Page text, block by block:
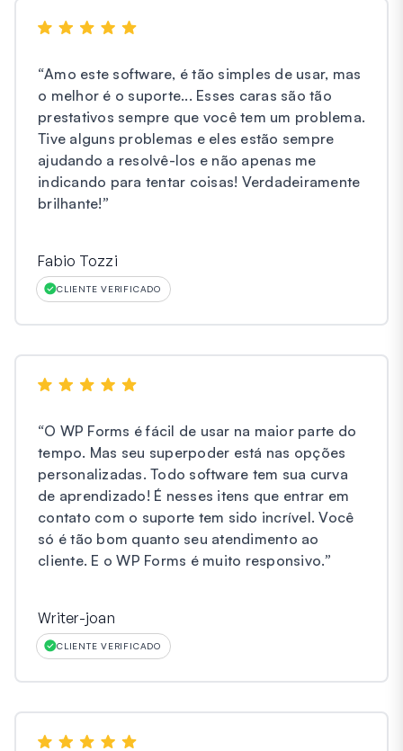
“Amo este software, é tão simples de usar, mas
o melhor é o suporte... Esses caras são tão
prestativos sempre que você tem um problema.
Tive alguns problemas e eles estão sempre
ajudando a resolvê-los e não apenas me
indicando para tentar coisas! Verdadeiramente
brilhante!”
Fabio Tozzi
CLIENTE VERIFICADO
“O WP Forms é fácil de usar na maior parte do
tempo. Mas seu superpoder está nas opções
personalizadas. Todo software tem sua curva
de aprendizado! É nesses itens que entrar em
contato com o suporte tem sido incrível. Você
só é tão bom quanto seu atendimento ao
cliente. E o WP Forms é muito responsivo.”
Writer-joan
CLIENTE VERIFICADO